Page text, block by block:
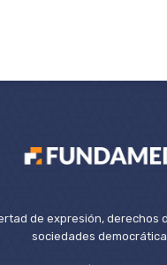
de expresión,
sociedades